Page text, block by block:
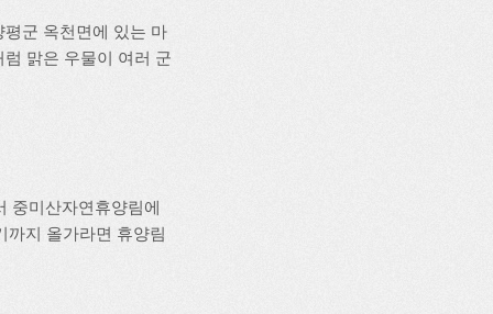
군 옥천면에 있는 마
맑은 우물이 여러 군
중미산자연휴양림에
까지 올가라면 휴양림